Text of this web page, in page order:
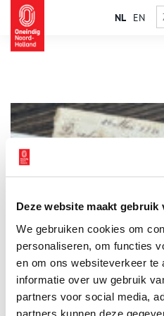
Deze website maakt gebruik
We gebruiken cookies om
personaliseren, om functies
en om ons websiteverkeer te
informatie over uw gebruik
partners voor social media,
partners kunnen deze
NL EN
Elke maand plaatst het
bijzonder archiefstuk uit de
keer: de brieven uit Amerika van
Eenigenburg. Jan Jonker en zijn
emigreerden in 1881 met hun
dorpje Eenigenburg –
– naar de Verenigde Staten. Vijf
3 min